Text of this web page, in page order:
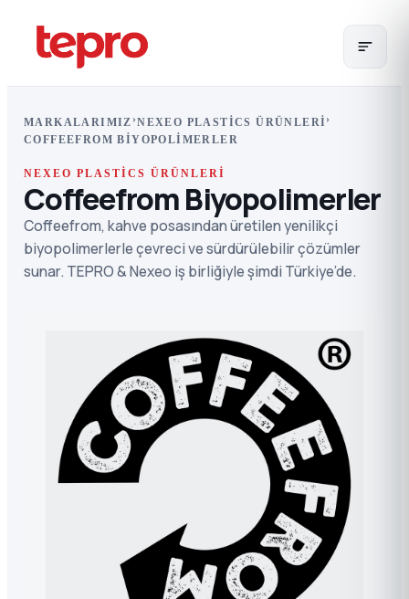
MARKALARIMIZ ›NEXEO PLASTICS ÜRÜNLERI ›
COFFEEFROM BIYOPOLIMERLER
NEXEO PLASTICS ÜRÜNLERI
Coffeefrom Biyopolimerler
Coffeefrom, kahve posasından üretilen yenilikçi
biyopolimerlerle çevreci ve sürdürülebilir çözümler
sunar. TEPRO & Nexeo iş birliğiyle şimdi Türkiye’de.